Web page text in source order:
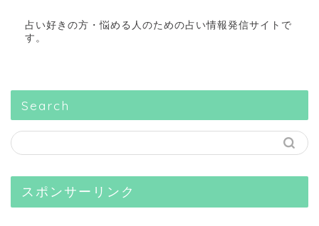
占い好きの方・悩める人のための占い情報発信サイトで
す。
Search
スポンサーリンク